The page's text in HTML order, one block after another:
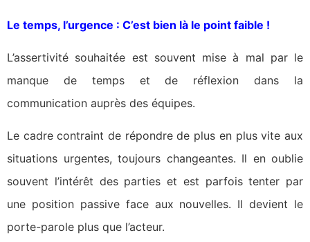
Le temps, l’urgence : C’est bien là le point faible !
L’assertivité souhaitée est souvent mise à mal par le
manque de temps et de réflexion dans la
communication auprès des équipes.
Le cadre contraint de répondre de plus en plus vite aux
situations urgentes, toujours changeantes. Il en oublie
souvent l’intérêt des parties et est parfois tenter par
une position passive face aux nouvelles. Il devient le
porte-parole plus que l’acteur.